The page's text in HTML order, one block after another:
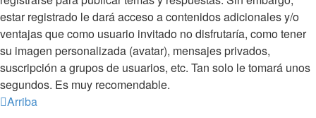
estar registrado le dará acceso a contenidos adicionales y/o
ventajas que como usuario invitado no disfrutaría, como tener
su imagen personalizada (avatar), mensajes privados,
suscripción a grupos de usuarios, etc. Tan solo le tomará unos
segundos. Es muy recomendable.
Arriba